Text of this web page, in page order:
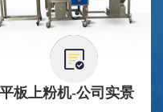
平板上粉机-公司实景